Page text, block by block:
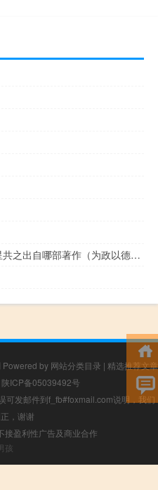
为政以德譬如北辰居其所而众星共之出自哪部著作（为政以德譬如北辰居其所而众星共之）
Powered by 网站分类目录 | 精选推荐文章
陕ICP备05039492号
可发邮件到f_fb#foxmail.com说明，我们
，谢谢
接盈利性广告及商业合作
孩